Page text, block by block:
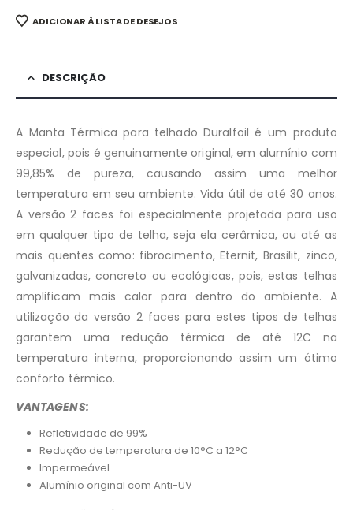
ADICIONAR À LISTA DE DESEJOS
DESCRIÇÃO
A Manta Térmica para telhado Duralfoil é um produto
especial, pois é genuinamente original, em alumínio com
99,85% de pureza, causando assim uma melhor
temperatura em seu ambiente. Vida útil de até 30 anos.
A versão 2 faces foi especialmente projetada para uso
em qualquer tipo de telha, seja ela cerâmica, ou até as
mais quentes como: fibrocimento, Eternit, Brasilit, zinco,
galvanizadas, concreto ou ecológicas, pois, estas telhas
amplificam mais calor para dentro do ambiente. A
utilização da versão 2 faces para estes tipos de telhas
garantem uma redução térmica de até 12C na
temperatura interna, proporcionando assim um ótimo
conforto térmico.
VANTAGENS:
Refletividade de 99%
Redução de temperatura de 10°C a 12°C
Impermeável
Alumínio original com Anti-UV